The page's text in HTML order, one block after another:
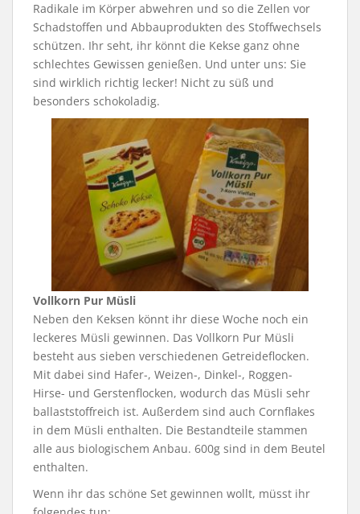
Radikale im Körper abwehren und so die Zellen vor
Schadstoffen und Abbauprodukten des Stoffwechsels
schützen. Ihr seht, ihr könnt die Kekse ganz ohne
schlechtes Gewissen genießen. Und unter uns: Sie
sind wirklich richtig lecker! Nicht zu süß und
besonders schokoladig.
Vollkorn Pur Müsli
Neben den Keksen könnt ihr diese Woche noch ein
leckeres Müsli gewinnen. Das Vollkorn Pur Müsli
besteht aus sieben verschiedenen Getreideflocken.
Mit dabei sind Hafer-, Weizen-, Dinkel-, Roggen-
Hirse- und Gerstenflocken, wodurch das Müsli sehr
ballaststoffreich ist. Außerdem sind auch Cornflakes
in dem Müsli enthalten. Die Bestandteile stammen
alle aus biologischem Anbau. 600g sind in dem Beutel
enthalten.
Wenn ihr das schöne Set gewinnen wollt, müsst ihr